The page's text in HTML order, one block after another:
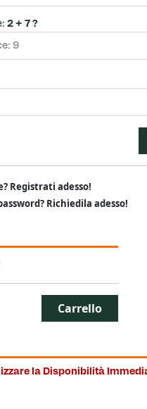
2 + 7 ?
Registrati adesso!
Richiedila adesso!
Carrello
la Disponibilità